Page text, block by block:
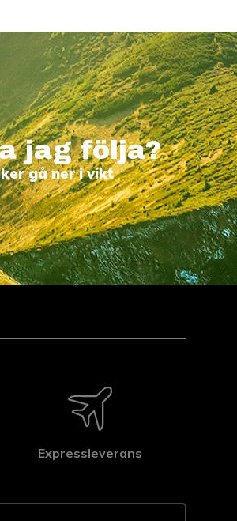
jag följa?
gå ner i vikt
Expressleverans